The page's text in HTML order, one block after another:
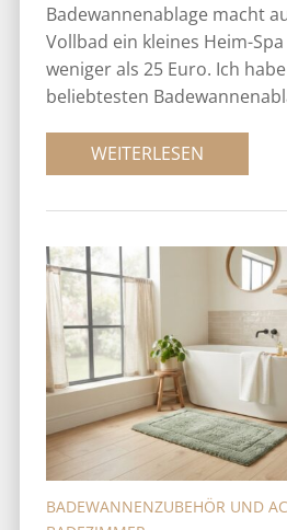
Badewannenablage macht
Vollbad ein kleines Heim-
weniger als 25 Euro. Ich
beliebtesten
WEITERLESEN
BADEWANNENZUBEHÖR UND